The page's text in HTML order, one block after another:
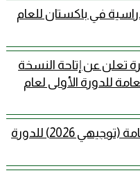
في باكستان للعام
تعلن عن إتاحة النسخة
للدورة الأولى لعام
رابط تسجيل طلبة الثانوية العامة (توجيهي 2026) للدورة